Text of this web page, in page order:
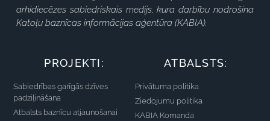
arhidiecēzes sabiedriskais medijs, kura darbību nodrošina
Katoļu baznīcas informācijas aģentūra (KABIA).
PROJEKTI:
Sabiedrības garīgās dzīves
padziļināšana
Atbalsts baznīcu atjaunošanai
ATBALSTS:
Privātuma politika
Ziedojumu politika
KABIA Komanda